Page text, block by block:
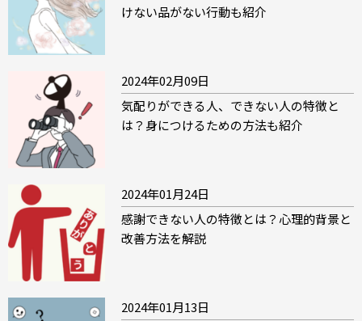
けない品がない行動も紹介
2024年02月09日
気配りができる人、できない人の特徴と
は？身につけるための方法も紹介
2024年01月24日
感謝できない人の特徴とは？心理的背景と
改善方法を解説
2024年01月13日